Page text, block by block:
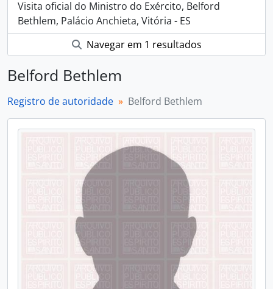
Visita oficial do Ministro do Exército, Belford
Bethlem, Palácio Anchieta, Vitória - ES
Navegar em 1 resultados
Belford Bethlem
Registro de autoridade Belford Bethlem